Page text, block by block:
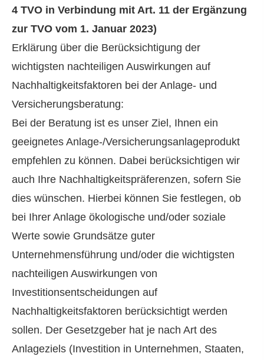
4 TVO in Verbindung mit Art. 11 der Ergänzung
zur TVO vom 1. Januar 2023)
Erklärung über die Berücksichtigung der
wichtigsten nachteiligen Auswirkungen auf
Nachhaltigkeitsfaktoren bei der Anlage- und
Versicherungsberatung:
Bei der Beratung ist es unser Ziel, Ihnen ein
geeignetes Anlage-/Versicherungsanlageprodukt
empfehlen zu können. Dabei berücksichtigen wir
auch Ihre Nachhaltigkeitspräferenzen, sofern Sie
dies wünschen. Hierbei können Sie festlegen, ob
bei Ihrer Anlage ökologische und/oder soziale
Werte sowie Grundsätze guter
Unternehmensführung und/oder die wichtigsten
nachteiligen Auswirkungen von
Investitionsentscheidungen auf
Nachhaltigkeitsfaktoren berücksichtigt werden
sollen. Der Gesetzgeber hat je nach Art des
Anlageziels (Investition in Unternehmen, Staaten,